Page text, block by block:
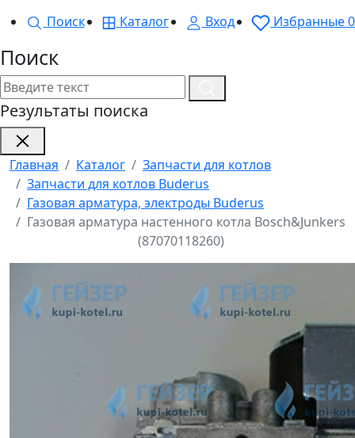
Поиск
Каталог Вход Избранные0
Поиск
Результаты поиска
Главная Каталог
Запчасти для котлов
Запчасти для котлов Buderus
Газовая арматура, электроды Buderus
Газовая арматура настенного котла Bosch&Junkers
(87070118260)